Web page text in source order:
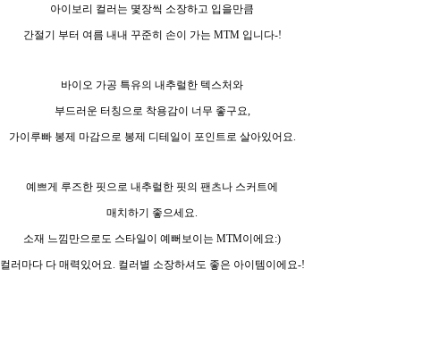
아이보리 컬러는 몇장씩 소장하고 입을만큼
간절기 부터 여름 내내 꾸준히 손이 가는 MTM 입니다-!
바이오 가공 특유의 내추럴한 텍스처와
부드러운 터칭으로 착용감이 너무 좋구요,
가이루빠 봉제 마감으로 봉제 디테일이 포인트로 살아있어요.
예쁘게 루즈한 핏으로 내추럴한 핏의 팬츠나 스커트에
매치하기 좋으세요.
소재 느낌만으로도 스타일이 예뻐보이는 MTM이에요:)
컬러마다 다 매력있어요. 컬러별 소장하셔도 좋은 아이템이에요-!